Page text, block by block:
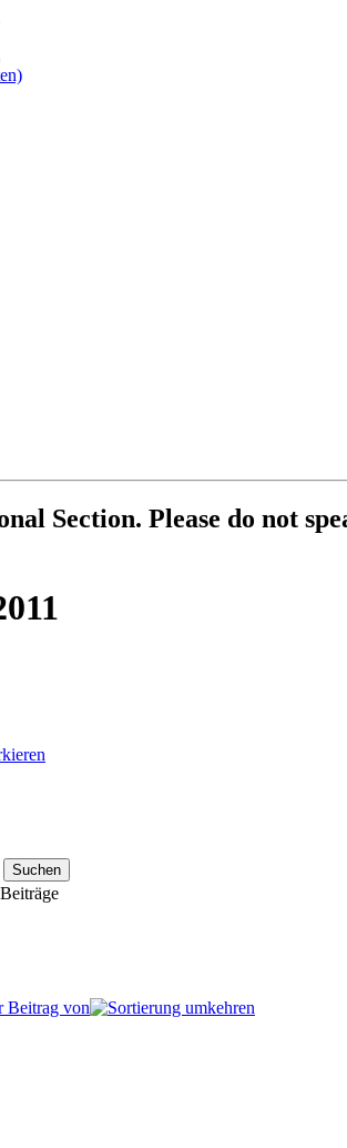
Section. Please do not
Beitrag von